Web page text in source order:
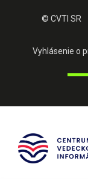
© CVTI SR
Vyhlásenie o